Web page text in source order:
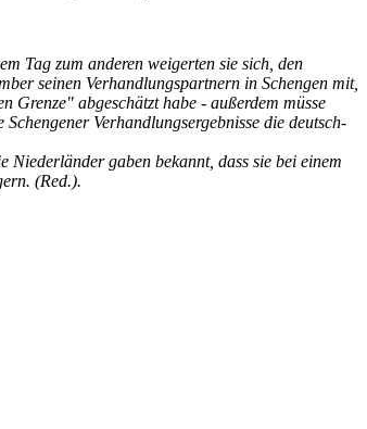
Tag zum anderen weigerten sie sich, den
seinen Verhandlungspartnern in Schengen mit,
Grenze" abgeschätzt habe - außerdem müsse
Verhandlungsergebnisse die deutsch-
gaben bekannt, dass sie bei einem
(Red.).